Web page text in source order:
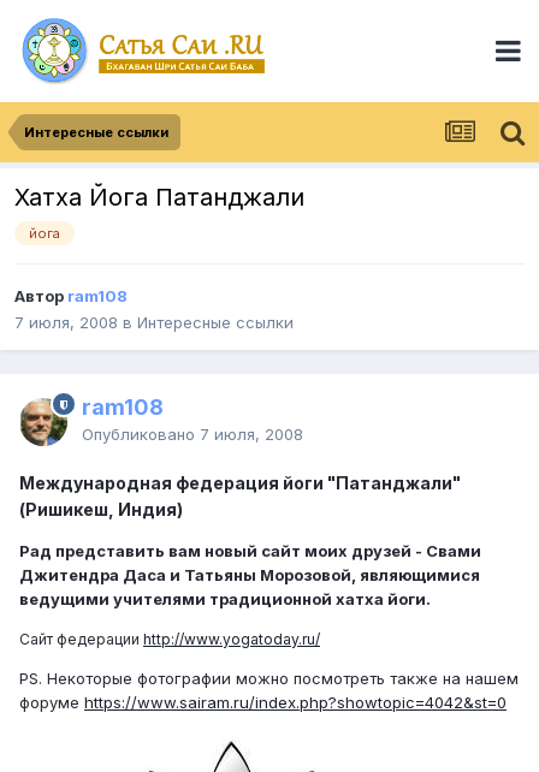
Интересные ссылки
Хатха Йога Патанджали
йога
Автор ram108
7 июля, 2008 в Интересные ссылки
ram108
Опубликовано 7 июля, 2008
Международная федерация йоги "Патанджали"
(Ришикеш, Индия)
Рад представить вам новый сайт моих друзей - Свами
Джитендра Даса и Татьяны Морозовой, являющимися
ведущими учителями традиционной хатха йоги.
Сайт федерации http://www.yogatoday.ru/
PS. Некоторые фотографии можно посмотреть также на нашем
форуме https://www.sairam.ru/index.php?showtopic=4042&st=0